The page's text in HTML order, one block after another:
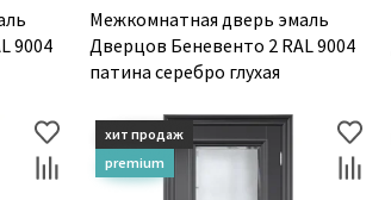
9004
Межкомнатная дверь эмаль
Дверцов Беневенто 2 RAL 9004
патина серебро глухая